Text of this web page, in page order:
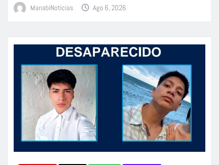
ManabiNoticias Ago 6, 2026